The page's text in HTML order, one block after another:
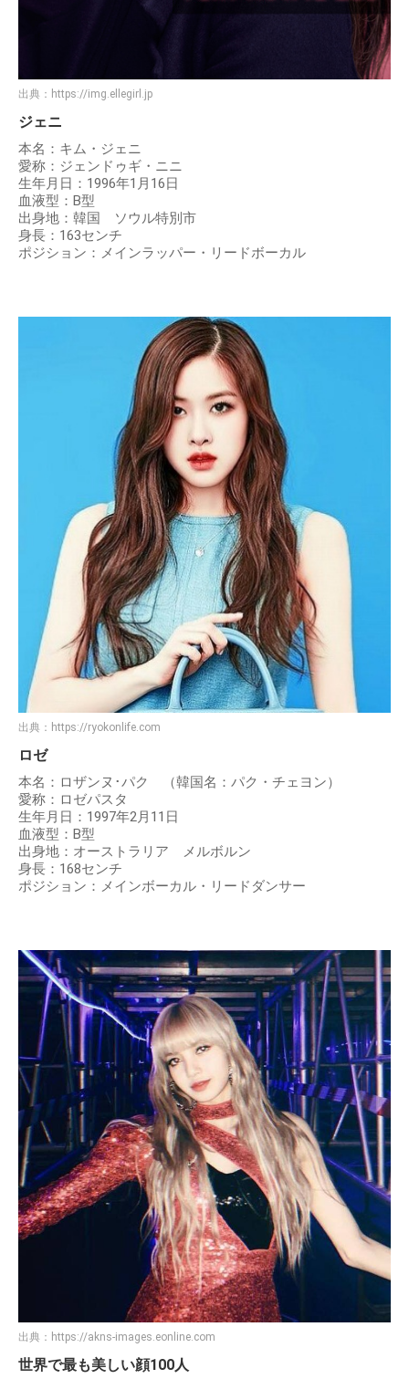
出典： https://img.ellegirl.jp
ジェニ
本名：キム・ジェニ
愛称：ジェンドゥギ・ニニ
生年月日：1996年1月16日
血液型：B型
出身地：韓国 ソウル特別市
身長：163センチ
ポジション：メインラッパー・リードボーカル
出典： https://ryokonlife.com
ロゼ
本名：ロザンヌ･パク （韓国名：パク・チェヨン）
愛称：ロゼパスタ
生年月日：1997年2月11日
血液型：B型
出身地：オーストラリア メルボルン
身長：168センチ
ポジション：メインボーカル・リードダンサー
出典： https://akns-images.eonline.com
世界で最も美しい顔100人